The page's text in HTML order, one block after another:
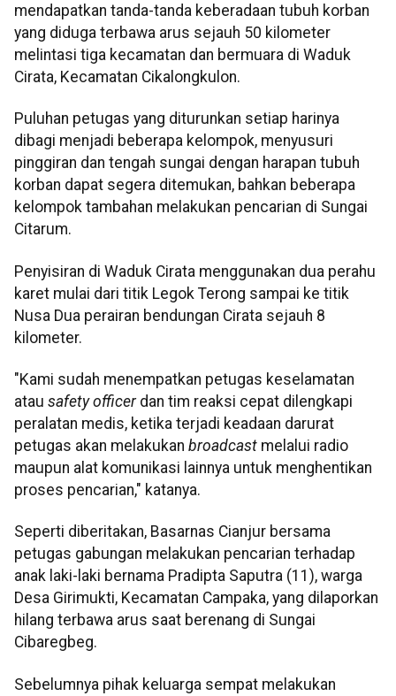
mendapatkan tanda-tanda keberadaan tubuh korban
yang diduga terbawa arus sejauh 50 kilometer
melintasi tiga kecamatan dan bermuara di Waduk
Cirata, Kecamatan Cikalongkulon.
Puluhan petugas yang diturunkan setiap harinya
dibagi menjadi beberapa kelompok, menyusuri
pinggiran dan tengah sungai dengan harapan tubuh
korban dapat segera ditemukan, bahkan beberapa
kelompok tambahan melakukan pencarian di Sungai
Citarum.
Penyisiran di Waduk Cirata menggunakan dua perahu
karet mulai dari titik Legok Terong sampai ke titik
Nusa Dua perairan bendungan Cirata sejauh 8
kilometer.
"Kami sudah menempatkan petugas keselamatan
atau safety officerdan tim reaksi cepat dilengkapi
peralatan medis, ketika terjadi keadaan darurat
petugas akan melakukan broadcast melalui radio
maupun alat komunikasi lainnya untuk menghentikan
proses pencarian," katanya.
Seperti diberitakan, Basarnas Cianjur bersama
petugas gabungan melakukan pencarian terhadap
anak laki-laki bernama Pradipta Saputra (11), warga
Desa Girimukti, Kecamatan Campaka, yang dilaporkan
hilang terbawa arus saat berenang di Sungai
Cibaregbeg.
Sebelumnya pihak keluarga sempat melakukan